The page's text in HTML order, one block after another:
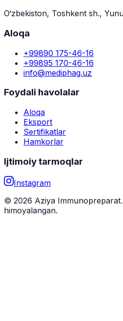
O‘zbekiston, Toshkent sh.,
Aloqa
+99890 175-46-16
+99895 170-46-16
info@mediphag.uz
Foydali havolalar
Aloqa
Eksport
Sertifikatlar
Hamkorlar
Ijtimoiy tarmoqlar
Instagram
© 2026 Aziya
himoyalangan.